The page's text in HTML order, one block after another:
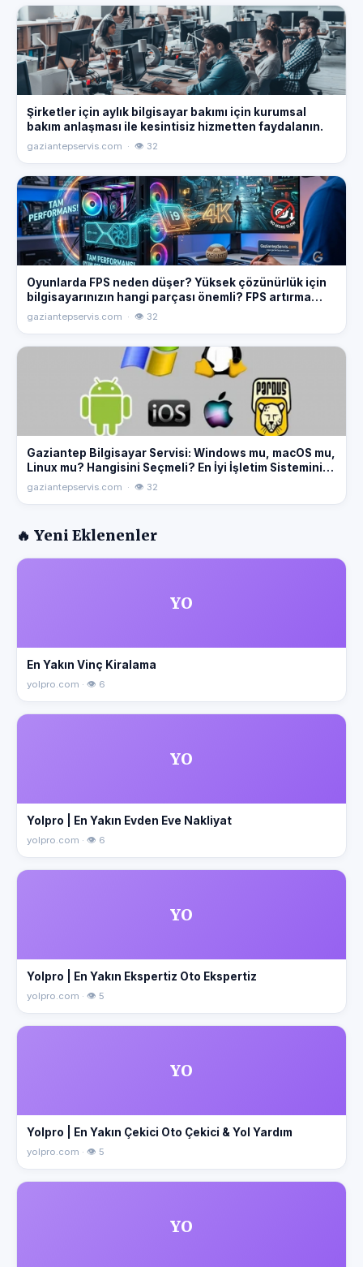
Şirketler için aylık bilgisayar bakımı için kurumsal
bakım anlaşması ile kesintisiz hizmetten faydalanın.
gaziantepservis.com · 👁 32
Oyunlarda FPS neden düşer? Yüksek çözünürlük için
bilgisayarınızın hangi parçası önemli? FPS artırma
yöntemleri hakkında bilgi alın.
gaziantepservis.com · 👁 32
Gaziantep Bilgisayar Servisi: Windows mu, macOS mu,
Linux mu? Hangisini Seçmeli? En İyi İşletim Sistemini
Seçmek İçin İpuçları! #Windows #macOS #Linux
gaziantepservis.com · 👁 32
🔥 Yeni Eklenenler
YO
En Yakın Vinç Kiralama
yolpro.com · 👁 6
YO
Yolpro | En Yakın Evden Eve Nakliyat
yolpro.com · 👁 6
YO
Yolpro | En Yakın Ekspertiz Oto Ekspertiz
yolpro.com · 👁 5
YO
Yolpro | En Yakın Çekici Oto Çekici & Yol Yardım
yolpro.com · 👁 5
YO